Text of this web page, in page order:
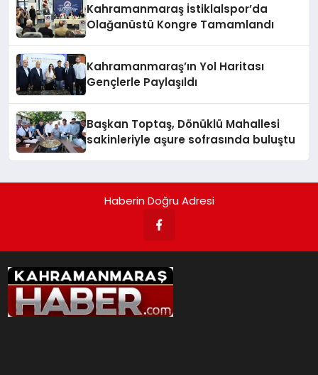
Kahramanmaraş İstiklalspor’da
Olağanüstü Kongre Tamamlandı
Kahramanmaraş’ın Yol Haritası
Gençlerle Paylaşıldı
Başkan Toptaş, Dönüklü Mahallesi
sakinleriyle aşure sofrasında buluştu
Haberin Doğru Adresi